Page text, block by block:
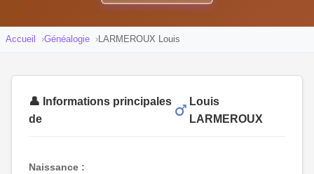
Accueil Généalogie LARMEROUX Louis
👤 Informations principales
de
Louis
LARMEROUX
Naissance :